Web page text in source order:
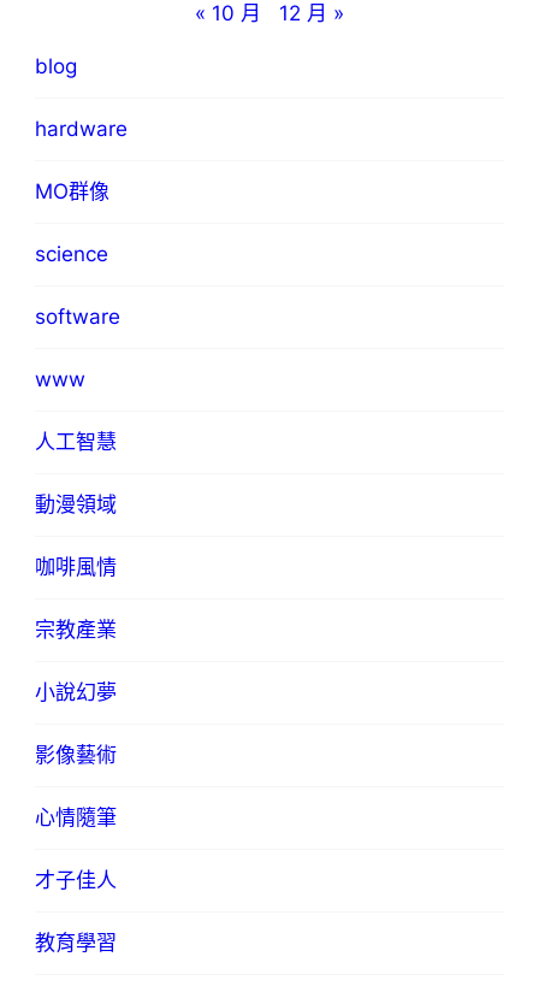
« 10 月
12 月 »
blog
hardware
MO群像
science
software
www
人工智慧
動漫領域
咖啡風情
宗教產業
小說幻夢
影像藝術
心情隨筆
才子佳人
教育學習